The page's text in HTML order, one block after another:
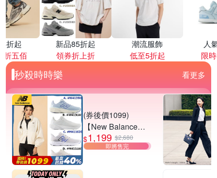
折起
折五佰
新品85折起
領券折上折
潮流服飾
低至5折起
人
限
秒殺時時樂 看更多
(券後價1099)
【New Balance】
慢跑鞋_女/中性_多
款任選
$1,199 $2,680
即將售完